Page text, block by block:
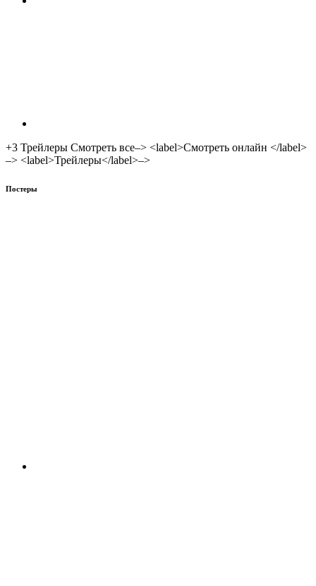
+3 Трейлеры Смотреть все–> <label>Смотреть онлайн </label>
–> <label>Трейлеры</label>–>
Постеры